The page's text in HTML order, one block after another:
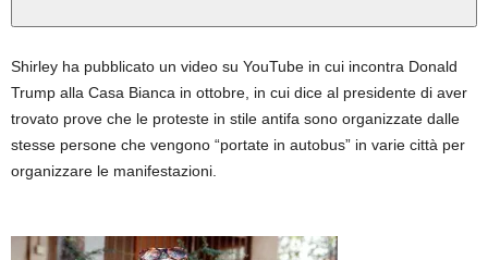
Shirley ha pubblicato un video su YouTube in cui incontra Donald
Trump alla Casa Bianca in ottobre, in cui dice al presidente di aver
trovato prove che le proteste in stile antifa sono organizzate dalle
stesse persone che vengono “portate in autobus” in varie città per
organizzare le manifestazioni.